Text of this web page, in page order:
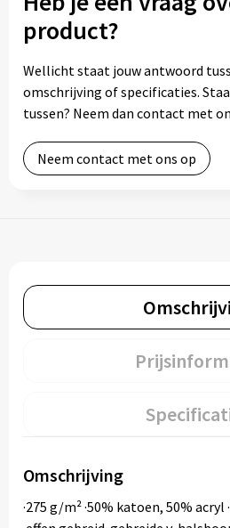
product?
Wellicht staat jouw antwoord
omschrijving of specificaties.
tussen? Neem dan contact met
Neem contact met ons op
Omschrijving
·275 g/m² ·50% katoen, 50%